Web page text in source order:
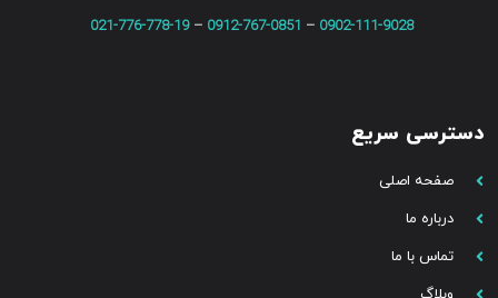
0902-111-9028
–
0912-767-0851
–
021-776-778-19
دسترسی سریع
صفحه اصلی
درباره ما
تماس با ما